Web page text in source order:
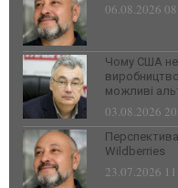
06.08.2026
Чому США не
можливі
03.08.2026
Wildberries
23.07.2026